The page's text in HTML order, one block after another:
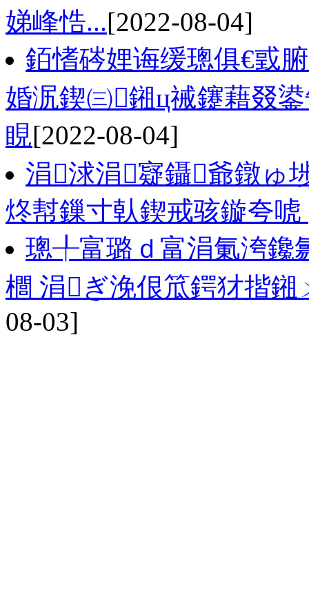
娣峰悎...[2022-08-04]
銆愭硶娌诲缓璁俱€戜
婚泦鍥㈢鎺ц祴鑳藉叕
睍[2022-08-04]
涓浗涓寲鑷爺鐓ゅ
炵幇鏁寸倝鍥戒骇鏇夸唬
璁╀富璐ｄ富涓氭洿鑱
櫚 涓ぎ浼佷笟鍔犲揩
08-03]